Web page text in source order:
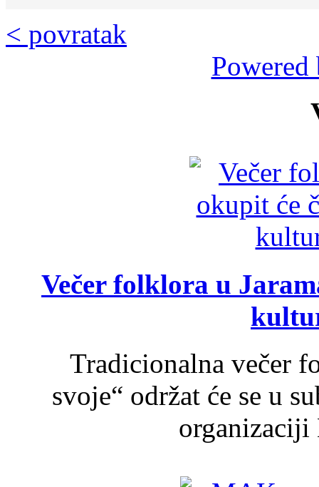
< povratak
Večer folklora u
Tradicionalna večer
svoje“ održat će se u
organizaciji